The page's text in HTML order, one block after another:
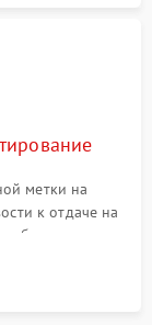
метки на
к отдаче на
в
работы всех